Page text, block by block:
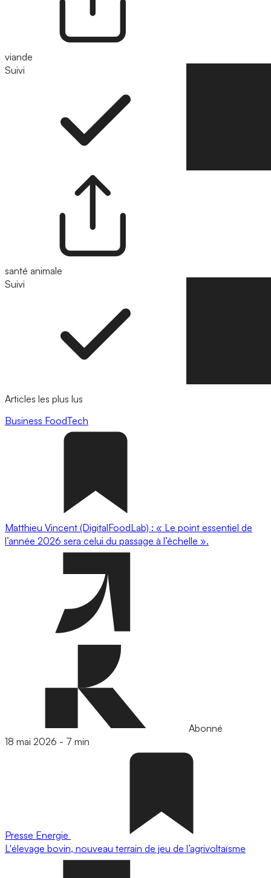
viande
Suivi
santé animale
Suivi
Articles les plus lus
Business FoodTech
Matthieu Vincent (DigitalFoodLab) : « Le point essentiel de
l’année 2026 sera celui du passage à l’échelle ».
Abonné
18 mai 2026 - 7 min
Presse Energie
L'élevage bovin, nouveau terrain de jeu de l’agrivoltaïsme